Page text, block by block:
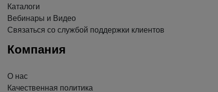
Каталоги
Вебинары и Видео
Связаться со службой поддержки клиентов
Компания
О нас
Качественная политика